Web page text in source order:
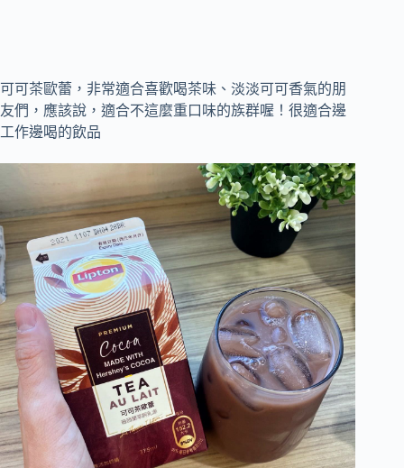
可可茶歐蕾，非常適合喜歡喝茶味、淡淡可可香氣的朋
友們，應該說，適合不這麼重口味的族群喔！很適合邊
工作邊喝的飲品